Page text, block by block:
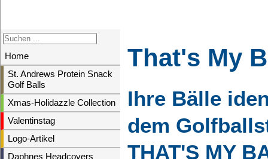
Home
St. Andrews Protein Snack
Golf Balls
Xmas-Holidazzle Collection
Valentinstag
Logo-Artikel
Daphnes Headcovers
That's My
Ihre Bälle
dem
THAT'S MY